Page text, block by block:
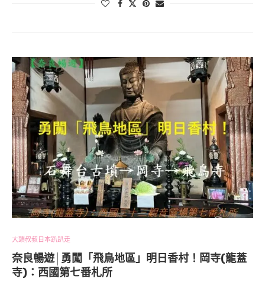
大頭叔叔日本趴趴走
奈良暢遊│勇闖「飛鳥地區」明日香村！岡寺(龍蓋
寺)：西國第七番札所